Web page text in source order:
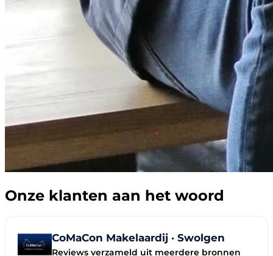
Onze klanten aan het woord